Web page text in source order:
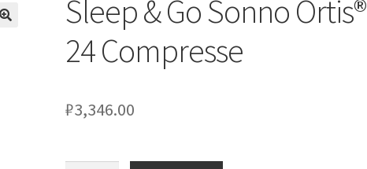
Sleep & Go Sonno Ortis®
24 Compresse
₽3,346.00